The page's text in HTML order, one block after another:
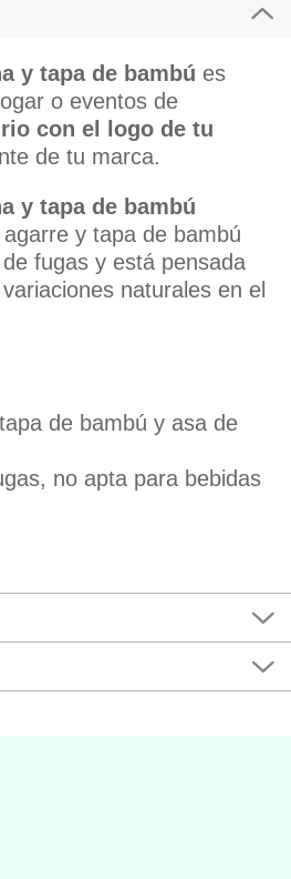
y tapa de bambú es
o eventos de
con el logo de tu
de tu marca.
y tapa de bambú
y tapa de bambú
fugas y está pensada
naturales en el
de bambú y asa de
no apta para bebidas